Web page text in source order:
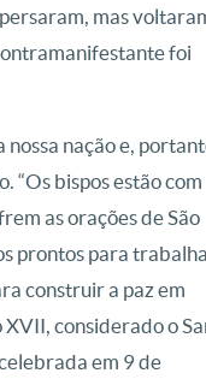
mas
foi
nação e,
“Os bispos estão com
as orações de São
prontos para
construir a paz em
XVII, considerado o
em 9 de